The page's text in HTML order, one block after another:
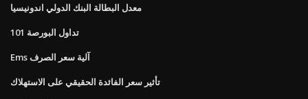
معدل البطالة البنك الدولي اندونيسيا
تداول البورصة 101
Ems آلية سعر الصرف
تأثير سعر الفائدة الحقيقي على الاستهلاك